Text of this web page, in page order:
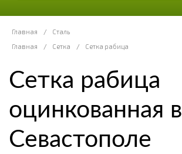
Главная /
Сталь
Главная
/ Сетка / Сетка рабица
Сетка рабица
оцинкованная в
Севастополе